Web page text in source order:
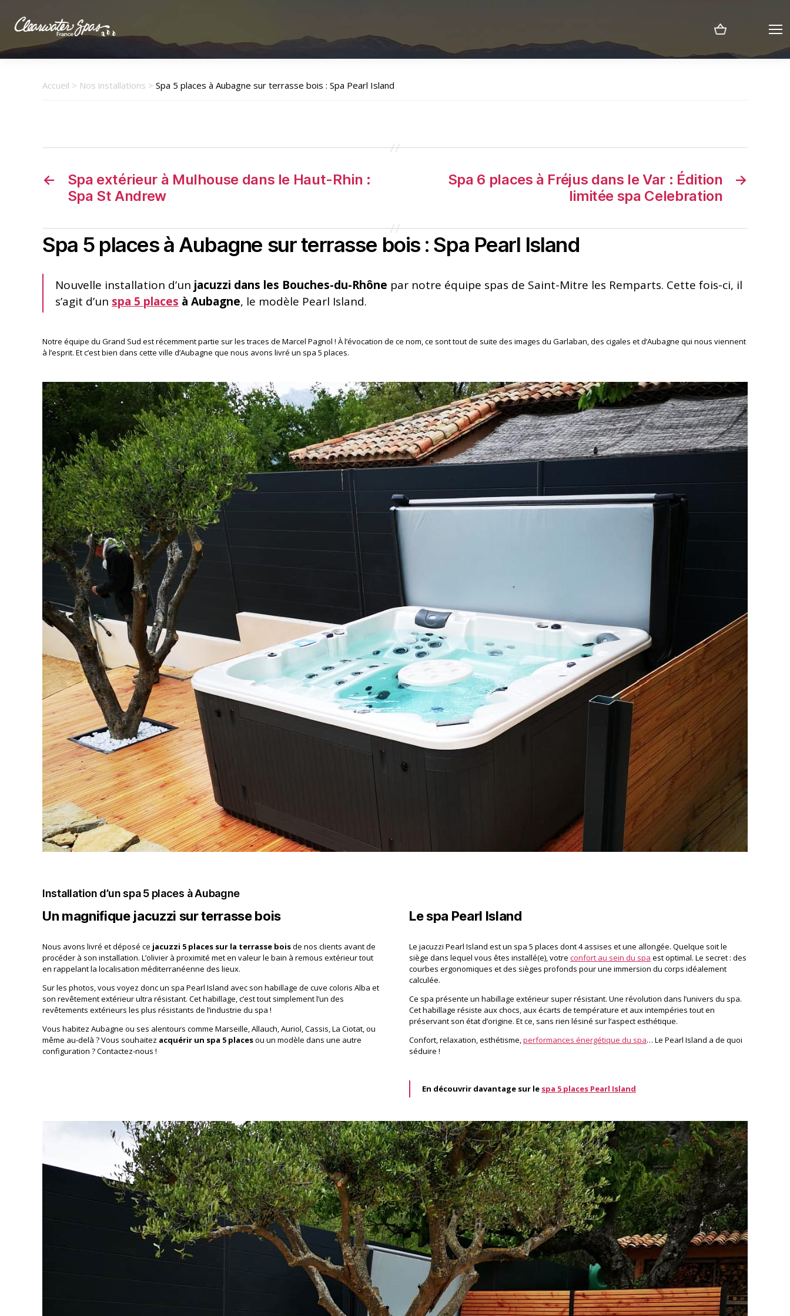
Clearwater
Spas
Accueil > Nos installations > Spa 5 places à Aubagne sur terrasse bois : Spa Pearl Island
←
Spa extérieur à Mulhouse dans le Haut-Rhin :
Spa St Andrew
→
Spa 6 places à Fréjus dans le Var : Édition
limitée spa Celebration
Spa 5 places à Aubagne sur terrasse bois : Spa Pearl Island
Nouvelle installation d’un jacuzzi dans les Bouches-du-Rhône par notre équipe spas de Saint-Mitre les Remparts. Cette fois-ci, il
s’agit d’un spa 5 places à Aubagne, le modèle Pearl Island.
Notre équipe du Grand Sud est récemment partie sur les traces de Marcel Pagnol ! À l’évocation de ce nom, ce sont tout de suite des images du Garlaban, des cigales et d’Aubagne qui nous viennent
à l’esprit. Et c’est bien dans cette ville d’Aubagne que nous avons livré un spa 5 places.
Installation d’un spa 5 places à Aubagne
Un magnifique jacuzzi sur terrasse bois
Nous avons livré et déposé ce jacuzzi 5 places sur la terrasse boisde nos clients avant de
procéder à son installation. L’olivier à proximité met en valeur le bain à remous extérieur tout
en rappelant la localisation méditerranéenne des lieux.
Sur les photos, vous voyez donc un spa Pearl Island avec son habillage de cuve coloris Alba et
son revêtement extérieur ultra résistant. Cet habillage, c’est tout simplement l’un des
revêtements extérieurs les plus résistants de l’industrie du spa !
Vous habitez Aubagne ou ses alentours comme Marseille, Allauch, Auriol, Cassis, La Ciotat, ou
même au-delà ? Vous souhaitez acquérir un spa 5 placesou un modèle dans une autre
configuration ? Contactez-nous !
Le spa Pearl Island
Le jacuzzi Pearl Island est un spa 5 places dont 4 assises et une allongée. Quelque soit le
siège dans lequel vous êtes installé(e), votre confort au sein du spa est optimal. Le secret : des
courbes ergonomiques et des sièges profonds pour une immersion du corps idéalement
calculée.
Ce spa présente un habillage extérieur super résistant. Une révolution dans l’univers du spa.
Cet habillage résiste aux chocs, aux écarts de température et aux intempéries tout en
préservant son état d’origine. Et ce, sans rien lésiné sur l’aspect esthétique.
Confort, relaxation, esthétisme,performances énergétique du spa… Le Pearl Island a de quoi
séduire !
En découvrir davantage sur le spa 5 places Pearl Island